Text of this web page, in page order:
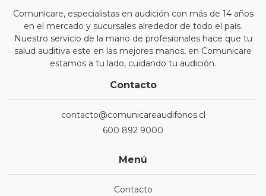
Comunicare, especialistas en audición con más de 14 años
en el mercado y sucursales alrededor de todo el país.
Nuestro servicio de la mano de profesionales hace que tu
salud auditiva este en las mejores manos, en Comunicare
estamos a tu lado, cuidando tu audición.
Contacto
contacto@comunicareaudifonos.cl
600 892 9000
Menú
Contacto